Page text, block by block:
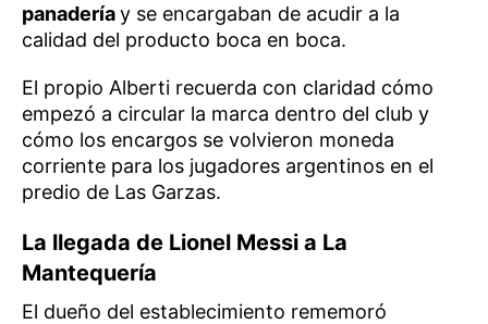
panaderíay se encargaban de acudir a la
calidad del producto boca en boca.
El propio Alberti recuerda con claridad cómo
empezó a circular la marca dentro del club y
cómo los encargos se volvieron moneda
corriente para los jugadores argentinos en el
predio de Las Garzas.
La llegada de Lionel Messi a La
Mantequería
El dueño del establecimiento rememoró